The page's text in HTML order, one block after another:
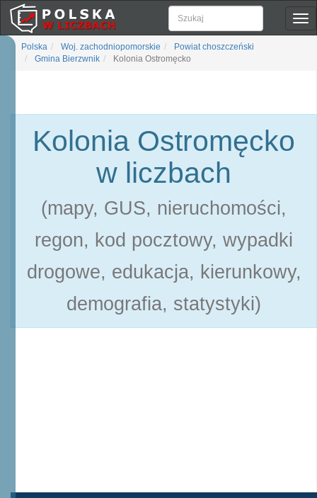
Polska Woj. zachodniopomorskie
Powiat choszczeński
Gmina Bierzwnik
Kolonia Ostromęcko
Kolonia Ostromęcko
w liczbach
(mapy, GUS, nieruchomości,
regon, kod pocztowy, wypadki
drogowe, edukacja, kierunkowy,
demografia, statystyki)